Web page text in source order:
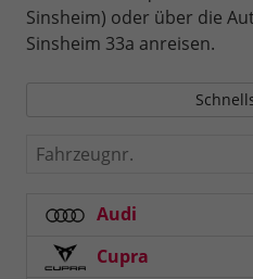
Sinsheim) oder über die
Sinsheim 33a anreisen.
Fahrzeugnr.
Audi
Cupra